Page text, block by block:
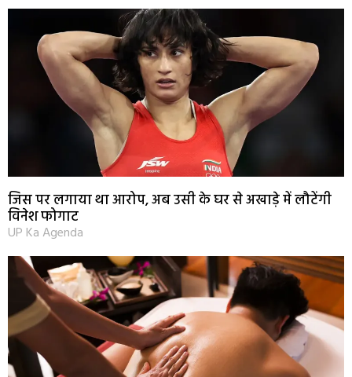
जिस पर लगाया था आरोप, अब उसी के घर से अखाड़े में लौटेंगी
विनेश फोगाट
UP Ka Agenda